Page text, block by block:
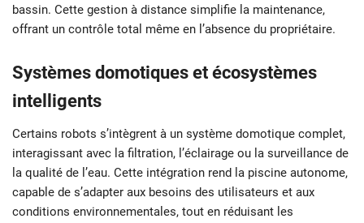
bassin. Cette gestion à distance simplifie la maintenance,
offrant un contrôle total même en l’absence du propriétaire.
Systèmes domotiques et écosystèmes
intelligents
Certains robots s’intègrent à un système domotique complet,
interagissant avec la filtration, l’éclairage ou la surveillance de
la qualité de l’eau. Cette intégration rend la piscine autonome,
capable de s’adapter aux besoins des utilisateurs et aux
conditions environnementales, tout en réduisant les